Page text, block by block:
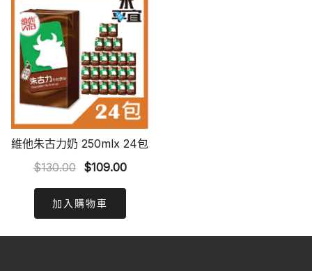
維他朱古力奶 250mlx 24包
$130.00
Original
was:
$130.00.
$109.00Current
$109.00.
加入購物車